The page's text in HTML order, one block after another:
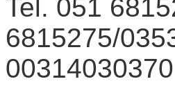
Tel. 051
6815275/
00314030370